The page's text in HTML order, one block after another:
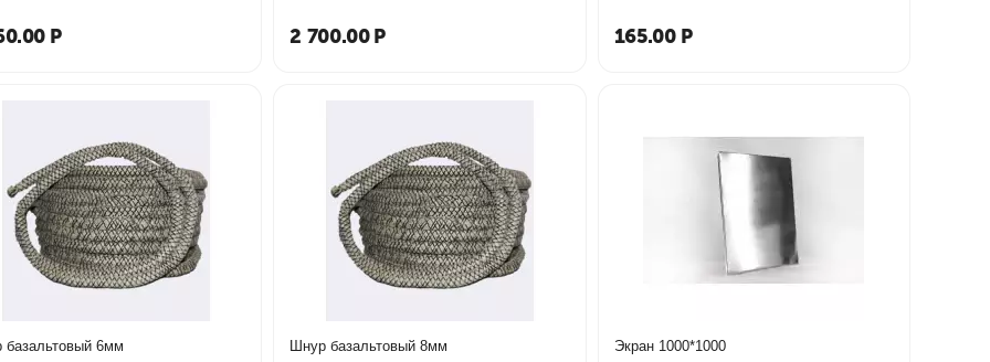
Р 2 700.00 Р 165.00 Р
базальтовый 6мм Шнур базальтовый 8мм Экран 1000*1000